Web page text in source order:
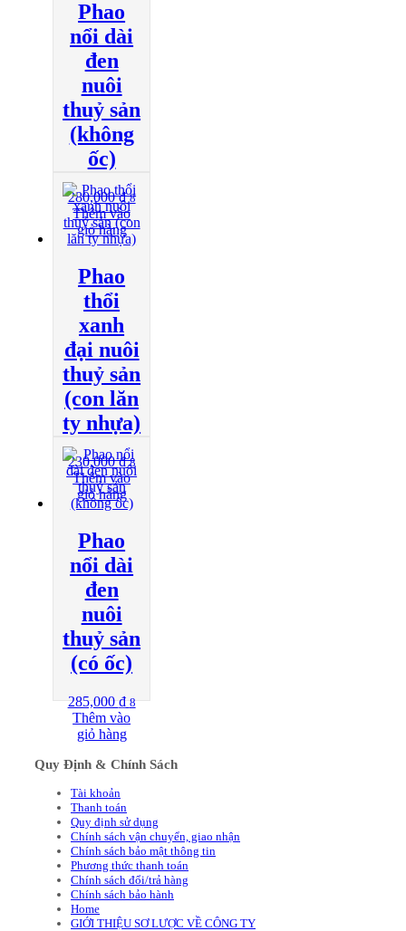
Phao
nổi dài
đen
nuôi
thuỷ sản
(không
ốc)
280,000₫ 8
Thêm vào
giỏ hàng
Phao
thổi
xanh
đại nuôi
thuỷ sản
(con lăn
ty nhựa)
230,000₫ 8
Thêm vào
giỏ hàng
Phao
nổi dài
đen
nuôi
thuỷ sản
(có ốc)
285,000₫ 8
Thêm vào
giỏ hàng
Quy Định & Chính Sách
Tài khoản
Thanh toán
Quy định sử dụng
Chính sách vận chuyển, giao nhận
Chính sách bảo mật thông tin
Phương thức thanh toán
Chính sách đổi/trả hàng
Chính sách bảo hành
Home
GIỚI THIỆU SƠ LƯỢC VỀ CÔNG TY